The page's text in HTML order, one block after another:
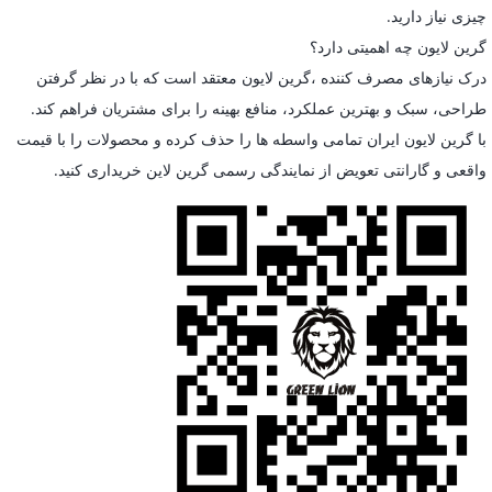
چیزی نیاز دارید.
گرین لایون چه اهمیتی دارد؟
درک نیازهای مصرف کننده ،گرین لایون معتقد است که با در نظر گرفتن
طراحی، سبک و بهترین عملکرد، منافع بهینه را برای مشتریان فراهم کند.
با گرین لایون ایران تمامی واسطه ها را حذف کرده و محصولات را با قیمت
واقعی و گارانتی تعویض از نمایندگی رسمی گرین لاین خریداری کنید.